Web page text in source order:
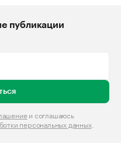
публикации
и соглашаюсь
персональных данных.